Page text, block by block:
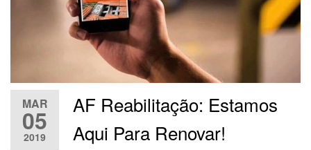
MAR
05
2019
AF Reabilitação: Estamos
Aqui Para Renovar!